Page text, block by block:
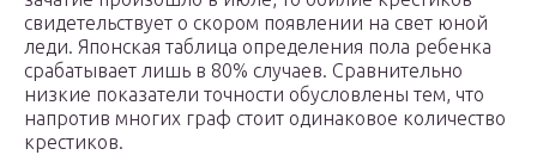
свидетельствует о скором появлении на свет юной
леди. Японская таблица определения пола ребенка
срабатывает лишь в 80% случаев. Сравнительно
низкие показатели точности обусловлены тем, что
напротив многих граф стоит одинаковое количество
крестиков.